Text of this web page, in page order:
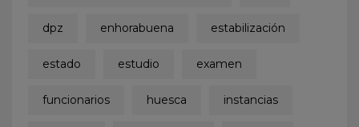
dpz enhorabuena estabilización
estado estudio examen
funcionarios huesca instancias